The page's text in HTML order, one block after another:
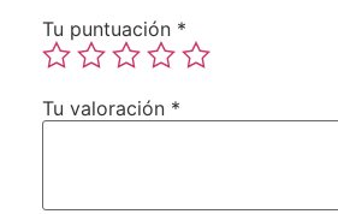
Tu puntuación *
Tu valoración *